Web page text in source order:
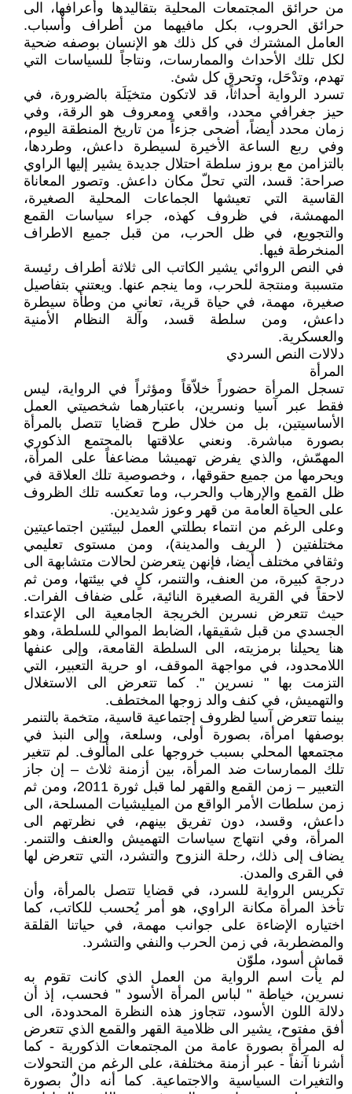
من حرائق المجتمعات المحلية بتقاليدها وأعرافها، الى
حرائق الحروب، بكل مافيهما من أطراف وأسباب.
العامل المشترك في كل ذلك هو الإنسان بوصفه ضحية
لكل تلك الأحداث والممارسات، ونتاجاً للسياسات التي
تهدم، وتدْحَل، وتحرق كل شئ.
تسرد الرواية أحداثاً، قد لاتكون متخيَلَة بالضرورة، في
حيز جغرافي محدد، واقعي ومعروف هو الرقة، وفي
زمان محدد أيضاً، أضحى جزءاً من تاريخ المنطقة اليوم،
وفي ربع الساعة الأخيرة لسيطرة داعش، وطردها،
بالتزامن مع بروز سلطة احتلال جديدة يشير إليها الراوي
صراحة: قسد، التي تحلّ مكان داعش. وتصور المعاناة
القاسية التي تعيشها الجماعات المحلية الصغيرة،
المهمشة، في ظروف كهذه، جراء سياسات القمع
والتجويع، في ظل الحرب، من قبل جميع الاطراف
المنخرطة فيها.
في النص الروائي يشير الكاتب الى ثلاثة أطراف رئيسة
متسببة ومنتجة للحرب، وما ينجم عنها. ويعتني بتفاصيل
صغيرة، مهمة، في حياة قرية، تعاني من وطأة سيطرة
داعش، ومن سلطة قسد، وآلة النظام الأمنية
والعسكرية.
دلالات النص السردي
المرأة
تسجل المرأة حضوراً خلاّقاً ومؤثراً في الرواية، ليس
فقط عبر آسيا ونسرين، باعتبارهما شخصيتي العمل
الأساسيتين، بل من خلال طرح قضايا تتصل بالمرأة
بصورة مباشرة. ونعني علاقتها بالمجتمع الذكوري
المهمّش، والذي يفرض تهميشا مضاعفاً على المرأة،
ويحرمها من جميع حقوقها، ، وخصوصية تلك العلاقة في
ظل القمع والإرهاب والحرب، وما تعكسه تلك الظروف
على الحياة العامة من قهر وعوز شديدين.
وعلى الرغم من انتماء بطلتي العمل لبيئتين اجتماعيتين
مختلفتين ( الريف والمدينة)، ومن مستوى تعليمي
وثقافي مختلف أيضا، فإنهن يتعرضن لحالات متشابهة الى
درجة كبيرة، من العنف، والتنمر، كلٍ في بيئتها، ومن ثم
لاحقاً في القرية الصغيرة النائية، على ضفاف الفرات.
حيث تتعرض نسرين الخريجة الجامعية الى الإعتداء
الجسدي من قبل شقيقها، الضابط الموالي للسلطة، وهو
هنا يحيلنا برمزيته، الى السلطة القامعة، وإلى عنفها
اللامحدود، في مواجهة الموقف، او حرية التعبير، التي
التزمت بها " نسرين ". كما تتعرض الى الاستغلال
والتهميش، في كنف والد زوجها المختطف.
بينما تتعرض آسيا لظروف إجتماعية قاسية، متخمة بالتنمر
بوصفها امرأة، بصورة أولى، وسلعة، وإلى النبذ في
مجتمعها المحلي بسبب خروجها على المألوف. لم تتغير
تلك الممارسات ضد المرأة، بين أزمنة ثلاث – إن جاز
التعبير – زمن القمع والقهر لما قبل ثورة 2011، ومن ثم
زمن سلطات الأمر الواقع من الميليشيات المسلحة، الى
داعش، وقسد، دون تفريق بينهم، في نظرتهم الى
المرأة، وفي انتهاج سياسات التهميش والعنف والتنمر.
يضاف إلى ذلك، رحلة النزوح والتشرد، التي تتعرض لها
في القرى والمدن.
تكريس الرواية للسرد، في قضايا تتصل بالمرأة، وأن
تأخذ المرأة مكانة الراوي، هو أمر يُحسب للكاتب، كما
اختياره الإضاءة على جوانب مهمة، في حياتنا القلقة
والمضطربة، في زمن الحرب والنفي والتشرد.
قماش أسود، ملوّن
لم يأت اسم الرواية من العمل الذي كانت تقوم به
نسرين، خياطة " لباس المرأة الأسود " فحسب، إذ أن
دلالة اللون الأسود، تتجاوز هذه النظرة المحدودة، الى
أفق مفتوح، يشير الى ظلامية القهر والقمع الذي تتعرض
له المرأة بصورة عامة من المجتمعات الذكورية - كما
أشرنا آنفاً - عبر أزمنة مختلفة، على الرغم من التحولات
والتغيرات السياسية والاجتماعية. كما أنه دالٌ بصورة